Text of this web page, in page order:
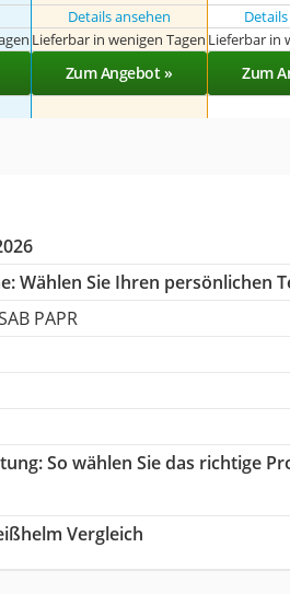
Details ansehen
Lieferbar in wenigen Tagen Lieferbar in
Zum Angebot » Zum
Wählen Sie Ihren persönlichen
PAPR
: So wählen Sie das richtige
Vergleich